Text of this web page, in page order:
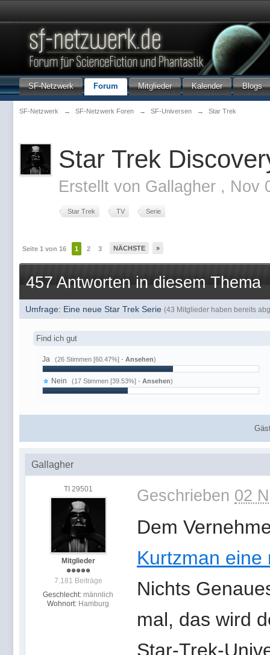
SF-Netzwerk Forum Mitglieder Kalender Blogs
SF-Netzwerk → SF-Netzwerk Foren → SF-Universen → Star Trek
Star Trek
Erstellt von Gallagher , Nov
Star Trek TV Serie
Seite 1 von 16 1 2 3 NÄCHSTE »
457 Antworten in diesem Thema
Umfrage: Eine neue Star Trek Serie (43 Mitglieder haben bereits
Find ich gut
Ja (26 Stimmen [60.47%] - Ansehen)
Nein (17 Stimmen [39.53%] - Ansehen)
Gallagher
TI 29501
Mitglieder
7.181 Beiträge
Geschlecht: männlich
Wohnort: Hamburg
Geschrieben 02
Dem
Kurtzman eine
Nichts
mal, das wird
Star-Trek-